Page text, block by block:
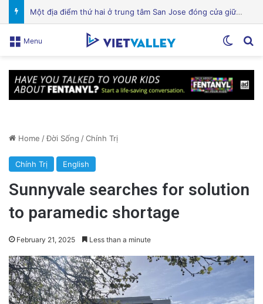
Keto Diet: Lợi Ích Đáng Kinh Ngạc Cho Sức Khỏe Của Bạn
Menu
Home /Đời Sống /Chính Trị
Chính Trị English
Sunnyvale searches for solution
to paramedic shortage
February 21, 2025 Less than a minute